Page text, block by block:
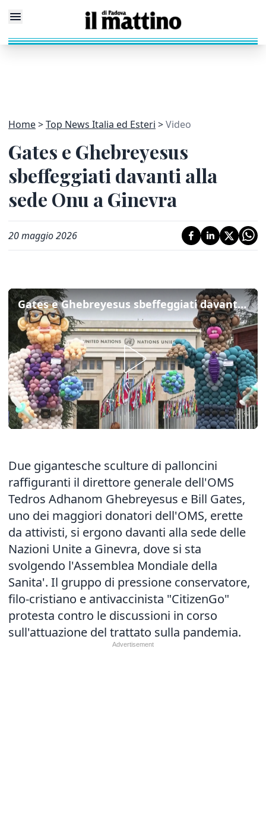
Home Top News Italia ed Esteri Video
Gates e Ghebreyesus
sbeffeggiati davanti alla
sede Onu a Ginevra
20 maggio 2026
Gates e Ghebreyesus sbeffeggiati davanti alla sede Onu a Ginevra
Due gigantesche sculture di palloncini
raffiguranti il direttore generale dell'OMS
Tedros Adhanom Ghebreyesus e Bill Gates,
uno dei maggiori donatori dell'OMS, erette
da attivisti, si ergono davanti alla sede delle
Nazioni Unite a Ginevra, dove si sta
svolgendo l'Assemblea Mondiale della
Sanita'. Il gruppo di pressione conservatore,
filo-cristiano e antivaccinista "CitizenGo"
protesta contro le discussioni in corso
sull'attuazione del trattato sulla pandemia.